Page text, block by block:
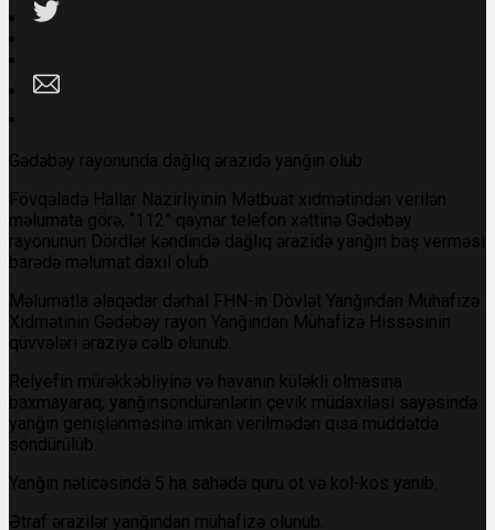
Gədəbəy rayonunda dağlıq ərazidə yanğın olub.
Fövqəladə Hallar Nazirliyinin Mətbuat xidmətindən verilən
məlumata görə, “112” qaynar telefon xəttinə Gədəbəy
rayonunun Dördlər kəndində dağlıq ərazidə yanğın baş verməsi
barədə məlumat daxil olub.
Məlumatla əlaqədar dərhal FHN-in Dövlət Yanğından Mühafizə
Xidmətinin Gədəbəy rayon Yanğından Mühafizə Hissəsinin
qüvvələri əraziyə cəlb olunub.
Relyefin mürəkkəbliyinə və havanın küləkli olmasına
baxmayaraq, yanğınsöndürənlərin çevik müdaxiləsi sayəsində
yanğın genişlənməsinə imkan verilmədən qısa müddətdə
söndürülüb.
Yanğın nəticəsində 5 ha sahədə quru ot və kol-kos yanıb.
Ətraf ərazilər yanğından mühafizə olunub.